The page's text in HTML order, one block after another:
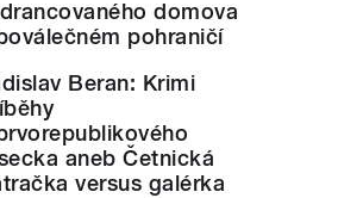
domova
pohraničí
Beran: Krimi
aneb Četnická
versus galérka